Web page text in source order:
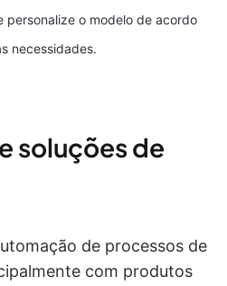
personalize o modelo de acordo
necessidades.
soluções de
de processos de
com produtos